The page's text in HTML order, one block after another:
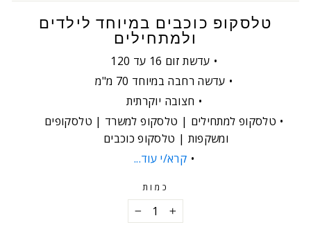
טלסקופ כוכבים במיוחד לילדים
ולמתחילים
עדשת זום 16 עד 120
עדשה רחבה במיוחד 70 מ"מ
חצובה יוקרתית
טלסקופ למתחילים | טלסקופ למשרד | טלסקופים
ומשקפות | טלסקופ כוכבים
קרא/י עוד...
כמות
− +